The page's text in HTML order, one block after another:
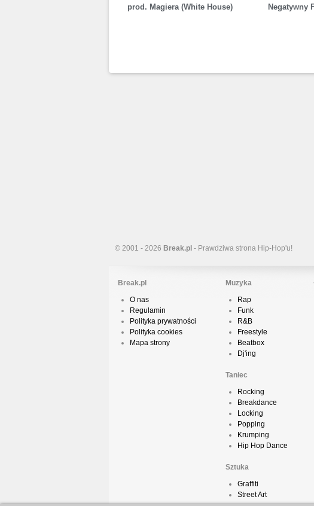
prod. Magiera (White House)
Negatywny
© 2001 - 2026 Break.pl - Prawdziwa strona Hip-Hop'u!
Break.pl
O nas
Regulamin
Polityka prywatności
Polityka cookies
Mapa strony
Muzyka
Rap
Funk
R&B
Freestyle
Beatbox
Dj'ing
Taniec
Rocking
Breakdance
Locking
Popping
Krumping
Hip Hop Dance
Sztuka
Graffiti
Street Art